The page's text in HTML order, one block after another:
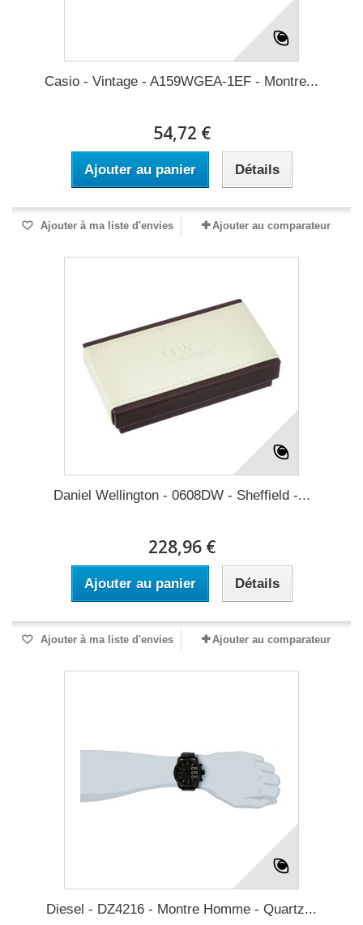
Casio - Vintage - A159WGEA-1EF - Montre...
54,72 €
Ajouter au panier Détails
Ajouter à ma liste d'envies Ajouter au comparateur
Daniel Wellington - 0608DW - Sheffield -...
228,96 €
Ajouter au panier Détails
Ajouter à ma liste d'envies Ajouter au comparateur
Diesel - DZ4216 - Montre Homme - Quartz...